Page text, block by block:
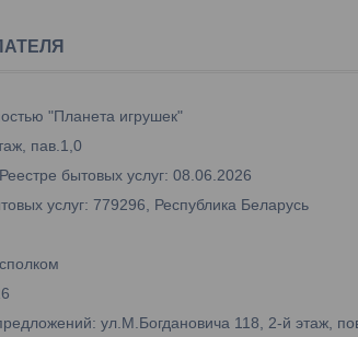
"Планета игрушек"
пав.1,0
бытовых услуг: 08.06.2026
услуг: 779296, Республика Беларусь
ул.М.Богдановича 118, 2-й этаж,